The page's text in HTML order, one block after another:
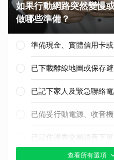
如果行動網路突然變慢
做哪些準備？
準備現金、實體信用卡
已下載離線地圖或保存
已記下家人及緊急聯絡
已備妥行動電源、收音
已記住證券交易語音下
查看所有選項